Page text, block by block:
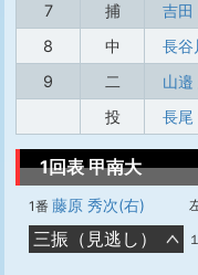
7
捕 吉田
8
中 長谷
9
二 山邉
投
長尾
1回表 甲南大
1番 藤原 秀次(右)
三振（見逃し）